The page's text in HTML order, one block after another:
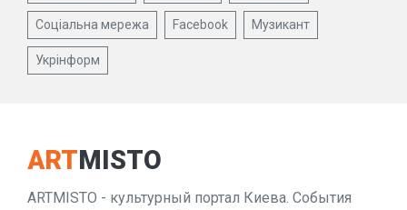
Соціальна мережа Facebook Музикант
Укрінформ
ARTMISTO
ARTMISTO - культурный портал Киева. События